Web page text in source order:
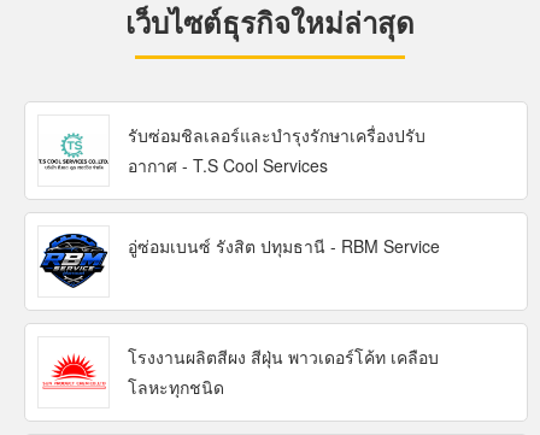
เว็บไซต์ธุรกิจใหม่ล่าสุด
รับซ่อมชิลเลอร์และบำรุงรักษาเครื่องปรับ
อากาศ - T.S Cool Services
อู่ซ่อมเบนซ์ รังสิต ปทุมธานี - RBM Service
โรงงานผลิตสีผง สีฝุ่น พาวเดอร์โค้ท เคลือบ
โลหะทุกชนิด